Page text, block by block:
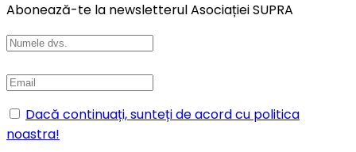
Abonează-te la newsletterul Asociației SUPRA
Dacă continuați, sunteți de acord cu politica
noastra!